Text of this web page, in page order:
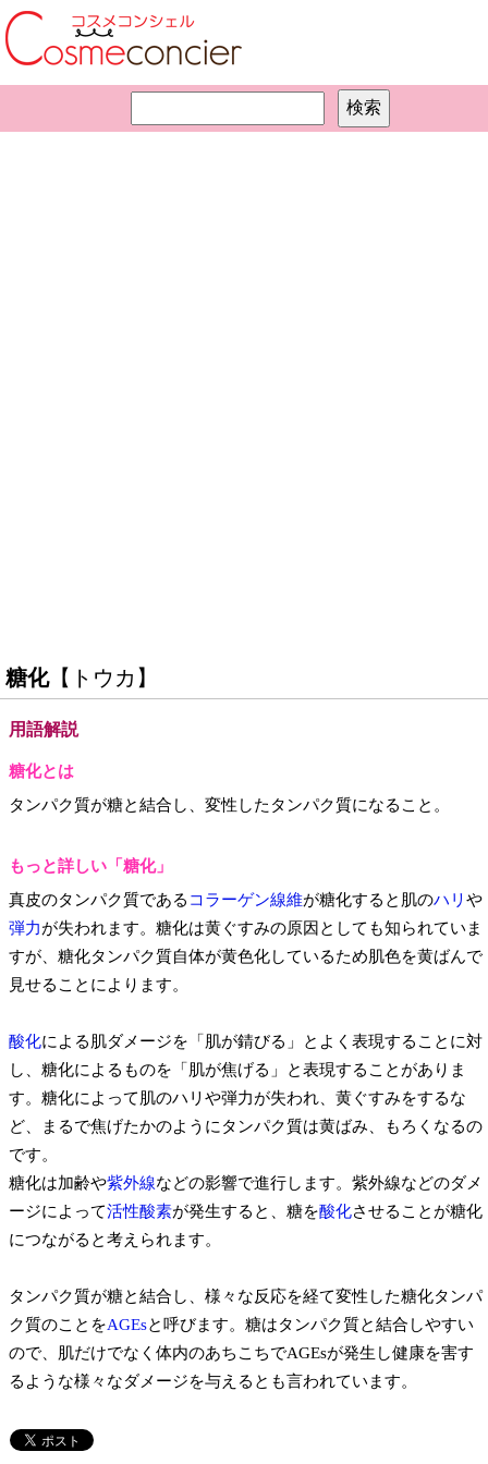
糖化【トウカ】
用語解説
糖化とは
タンパク質が糖と結合し、変性したタンパク質になること。
もっと詳しい「糖化」
真皮のタンパク質である コラーゲン線維が糖化すると肌のハリ や
弾力が失われます。糖化は黄ぐすみの原因としても知られていま
すが、糖化タンパク質自体が黄色化しているため肌色を黄ばんで
見せることによります。
酸化による肌ダメージを「肌が錆びる」とよく表現することに対
し、糖化によるものを「肌が焦げる」と表現することがありま
す。糖化によって肌のハリや弾力が失われ、黄ぐすみをするな
ど、まるで焦げたかのようにタンパク質は黄ばみ、もろくなるの
です。
糖化は加齢や紫外線などの影響で進行します。紫外線などのダメ
ージによって活性酸素が発生すると、糖を酸化させることが糖化
につながると考えられます。
タンパク質が糖と結合し、様々な反応を経て変性した糖化タンパ
ク質のことをAGEsと呼びます。糖はタンパク質と結合しやすい
ので、肌だけでなく体内のあちこちでAGEsが発生し健康を害す
るような様々なダメージを与えるとも言われています。